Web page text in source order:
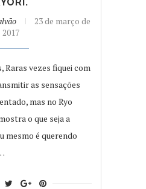
23 de março de
2017
Raras vezes fiquei com
as sensações
mas no Ryo
o que seja a
mesmo é querendo